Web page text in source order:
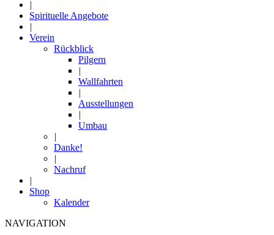
|
Spirituelle Angebote
|
Verein
Rückblick
Pilgern
|
Wallfahrten
|
Ausstellungen
|
Umbau
|
Danke!
|
Nachruf
|
Shop
Kalender
NAVIGATION